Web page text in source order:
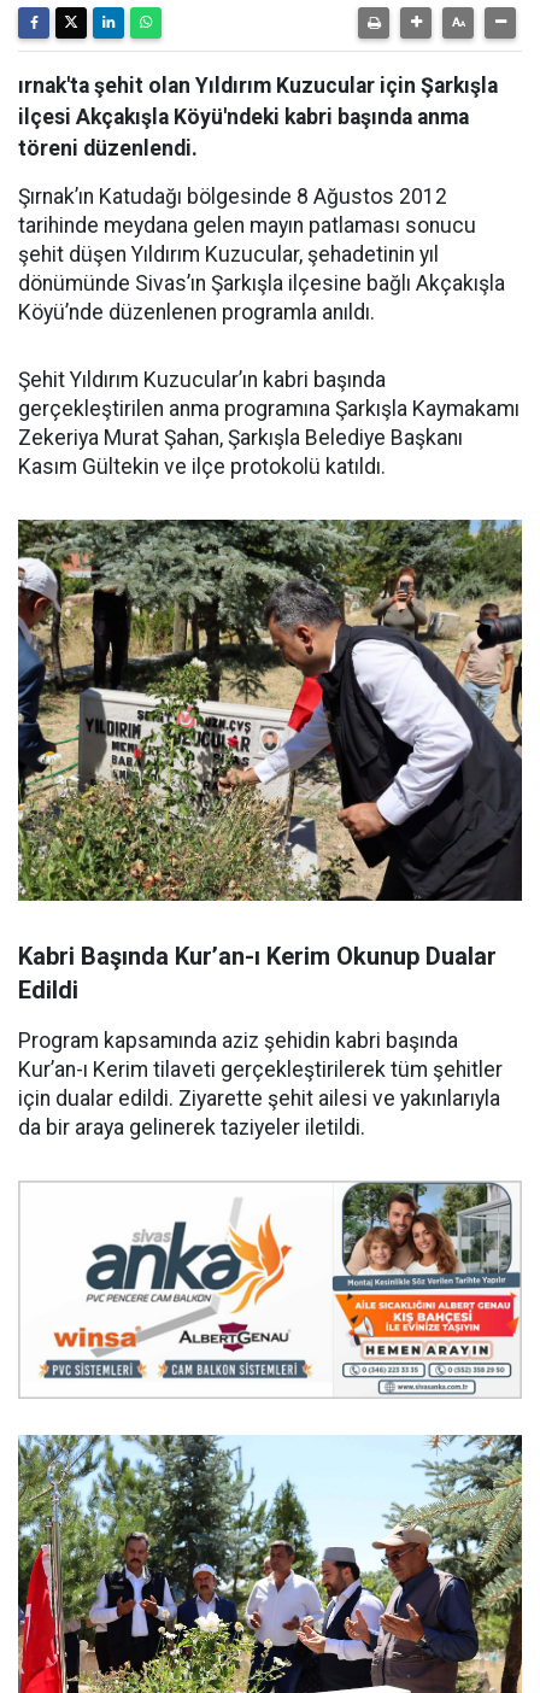
ırnak'ta şehit olan Yıldırım Kuzucular için Şarkışla
ilçesi Akçakışla Köyü'ndeki kabri başında anma
töreni düzenlendi.
Şırnak’ın Katudağı bölgesinde 8 Ağustos 2012
tarihinde meydana gelen mayın patlaması sonucu
şehit düşen Yıldırım Kuzucular, şehadetinin yıl
dönümünde Sivas’ın Şarkışla ilçesine bağlı Akçakışla
Köyü’nde düzenlenen programla anıldı.
Şehit Yıldırım Kuzucular’ın kabri başında
gerçekleştirilen anma programına Şarkışla Kaymakamı
Zekeriya Murat Şahan, Şarkışla Belediye Başkanı
Kasım Gültekin ve ilçe protokolü katıldı.
Kabri Başında Kur’an-ı Kerim Okunup Dualar
Edildi
Program kapsamında aziz şehidin kabri başında
Kur’an-ı Kerim tilaveti gerçekleştirilerek tüm şehitler
için dualar edildi. Ziyarette şehit ailesi ve yakınlarıyla
da bir araya gelinerek taziyeler iletildi.